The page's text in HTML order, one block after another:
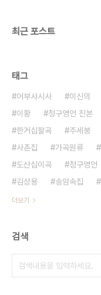
최근 포스트
태그
어부사시사 이신의
이황
청구영언 진본
한거십팔곡
주세붕
사촌집
가곡원류
도산십이곡
청구영언
김상용
송암속집
더보기
검색